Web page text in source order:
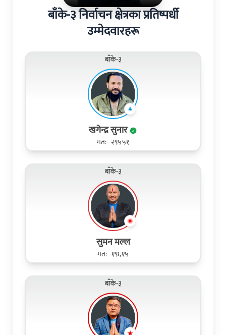
बाँके-३ निर्वाचन क्षेत्रका प्रतिष्पर्धी
उम्मेदवारहरू
बाँके-३
खगेन्द्र सुनार
मत:- २९५५१
बाँके-३
सुमन मल्ल
मत:- १९६१५
बाँके-३